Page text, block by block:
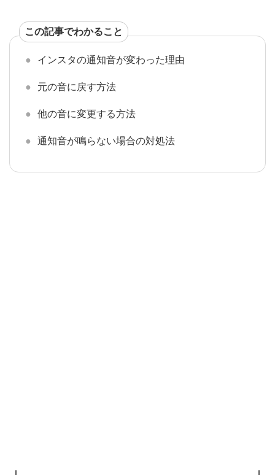
この記事でわかること
インスタの通知音が変わった理由
元の音に戻す方法
他の音に変更する方法
通知音が鳴らない場合の対処法